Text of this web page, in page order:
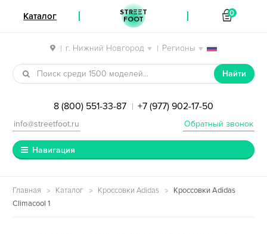
| г. Нижний Новгород | Регионы
Перейти к навигации
Перейти к содержимому
Найти
8 (800) 551-33-87 | +7 (977) 902-17-50
Обратный звонок
info@streetfoot.ru
Навигация
Главная Каталог Кроссовки Adidas
Кроссовки Adidas
Climacool 1
Каталог STREET
FOOT
0